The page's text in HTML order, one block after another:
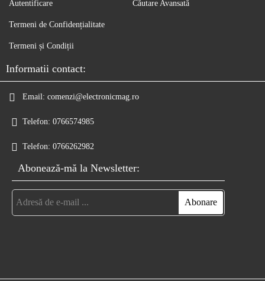
Autentificare Căutare Avansată
Termeni de Confidențialitate
Termeni și Condiții
Informatii contact:
Email: comenzi@electronicmag.ro
Telefon: 0766574985
Telefon: 0766262982
Abonează-mă la Newsletter: